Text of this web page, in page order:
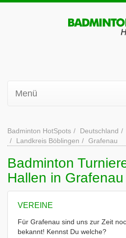
Menü
Badminton HotSpots Deutschland
Landkreis Böblingen
Grafenau
Badminton
Hallen in Grafenau
VEREINE
Für Grafenau sind uns zur Zeit
bekannt! Kennst Du welche?